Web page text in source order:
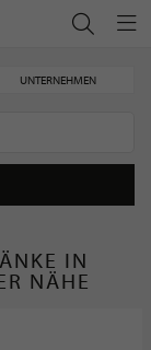
UNTERNEHMEN
IN
NÄHE